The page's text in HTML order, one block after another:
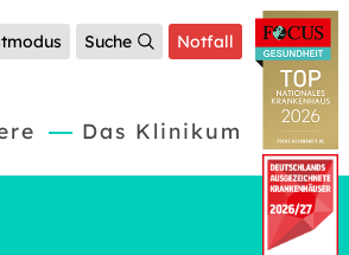
Suche Notfall
Das Klinikum
(current)